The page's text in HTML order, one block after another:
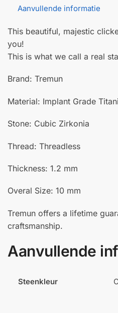
Aanvullende informatie
This beautiful, majestic
you!
This is what we call a real
Brand: Tremun
Material: Implant Grade
Stone: Cubic Zirkonia
Thread: Threadless
Thickness: 1.2 mm
Overal Size: 10 mm
Tremun offers a lifetime
craftsmanship.
Aanvullende
Steenkleur